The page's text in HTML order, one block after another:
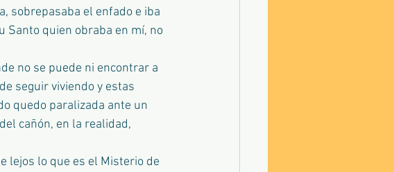
sobrepasaba el enfado e iba
Santo quien obraba en mí, no
no se puede ni encontrar a
seguir viviendo y estas
quedo paralizada ante un
cañón, en la realidad,
lejos lo que es el Misterio de